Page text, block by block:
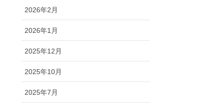
2026年2月
2026年1月
2025年12月
2025年10月
2025年7月